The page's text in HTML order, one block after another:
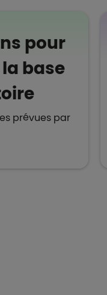
pour
base
prévues par